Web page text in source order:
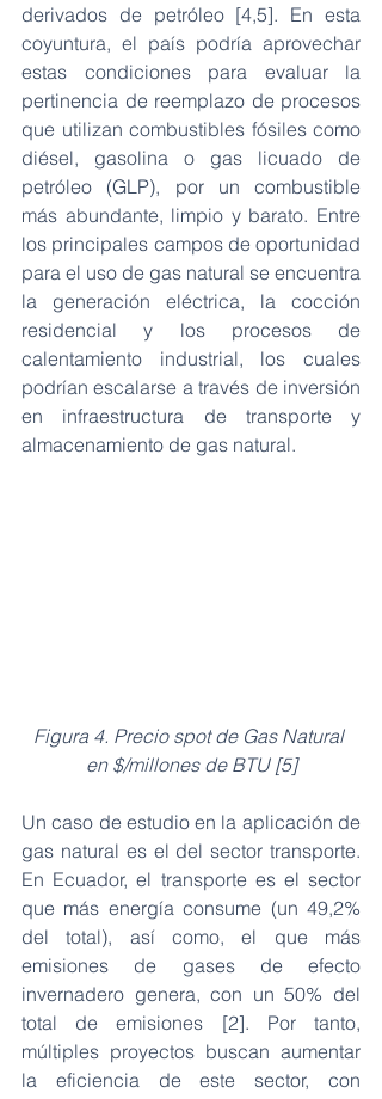
derivados de petróleo [4,5]. En esta
coyuntura, el país podría aprovechar
estas condiciones para evaluar la
pertinencia de reemplazo de procesos
que utilizan combustibles fósiles como
diésel, gasolina o gas licuado de
petróleo (GLP), por un combustible
más abundante, limpio y barato. Entre
los principales campos de oportunidad
para el uso de gas natural se encuentra
la generación eléctrica, la cocción
residencial y los procesos de
calentamiento industrial, los cuales
podrían escalarse a través de inversión
en infraestructura de transporte y
almacenamiento de gas natural.
Figura 4. Precio spot de Gas Natural
en $/millones de BTU [5]
Un caso de estudio en la aplicación de
gas natural es el del sector transporte.
En Ecuador, el transporte es el sector
que más energía consume (un 49,2%
del total), así como, el que más
emisiones de gases de efecto
invernadero genera, con un 50% del
total de emisiones [2]. Por tanto,
múltiples proyectos buscan aumentar
la eficiencia de este sector, con